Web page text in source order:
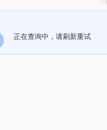
正在查询中，请刷新重试